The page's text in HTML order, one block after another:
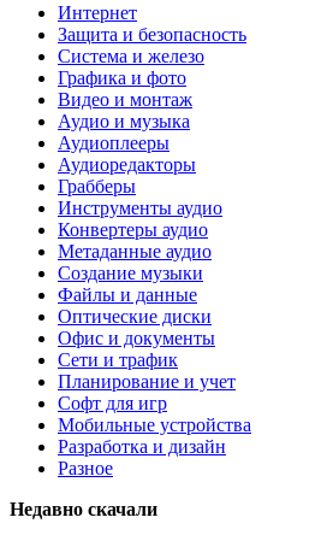
Интернет
Защита и безопасность
Система и железо
Графика и фото
Видео и монтаж
Аудио и музыка
Аудиоплееры
Аудиоредакторы
Грабберы
Инструменты аудио
Конвертеры аудио
Метаданные аудио
Создание музыки
Файлы и данные
Оптические диски
Офис и документы
Сети и трафик
Планирование и учет
Софт для игр
Мобильные устройства
Разработка и дизайн
Разное
Недавно скачали